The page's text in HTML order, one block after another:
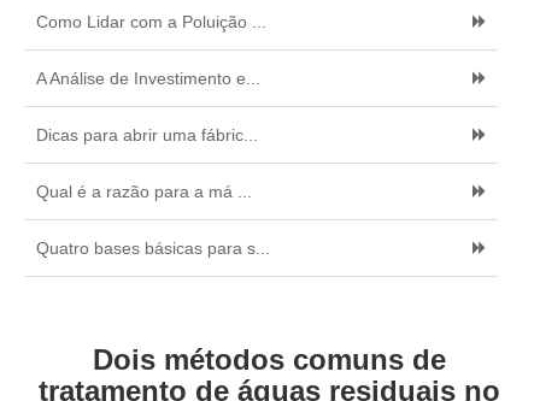
Como Lidar com a Poluição ...
A Análise de Investimento e...
Dicas para abrir uma fábric...
Qual é a razão para a má ...
Quatro bases básicas para s...
Dois métodos comuns de
tratamento de águas residuais no